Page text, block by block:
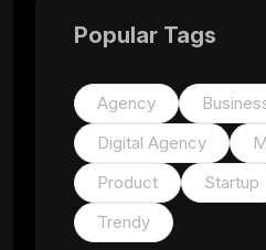
Popular Tags
Agency
Digital Agency
Product
Startup
Trendy